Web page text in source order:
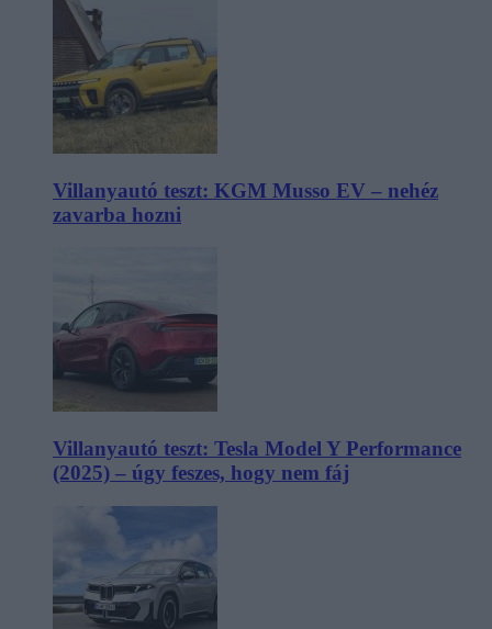
Villanyautó teszt: KGM Musso EV – nehéz
zavarba hozni
Villanyautó teszt: Tesla Model Y Performance
(2025) – úgy feszes, hogy nem fáj